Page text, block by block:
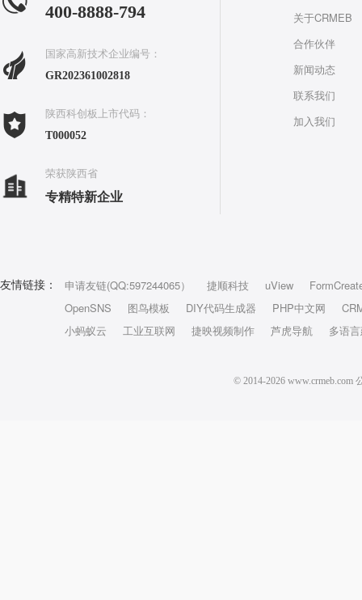
400-8888-794
国家高新技术企业编号：
GR202361002818
陕西科创板上市代码：
T000052
荣获陕西省
专精特新企业
关于CRMEB
合作伙伴
新闻动态
联系我们
加入我们
友情链接： 申请友链(QQ:597244065） 捷顺科技 uView
OpenSNS
图鸟模板 DIY代码生成器 PHP中文网
小蚂蚁云
工业互联网 捷映视频制作 芦虎导航 多语
© 2014-2026